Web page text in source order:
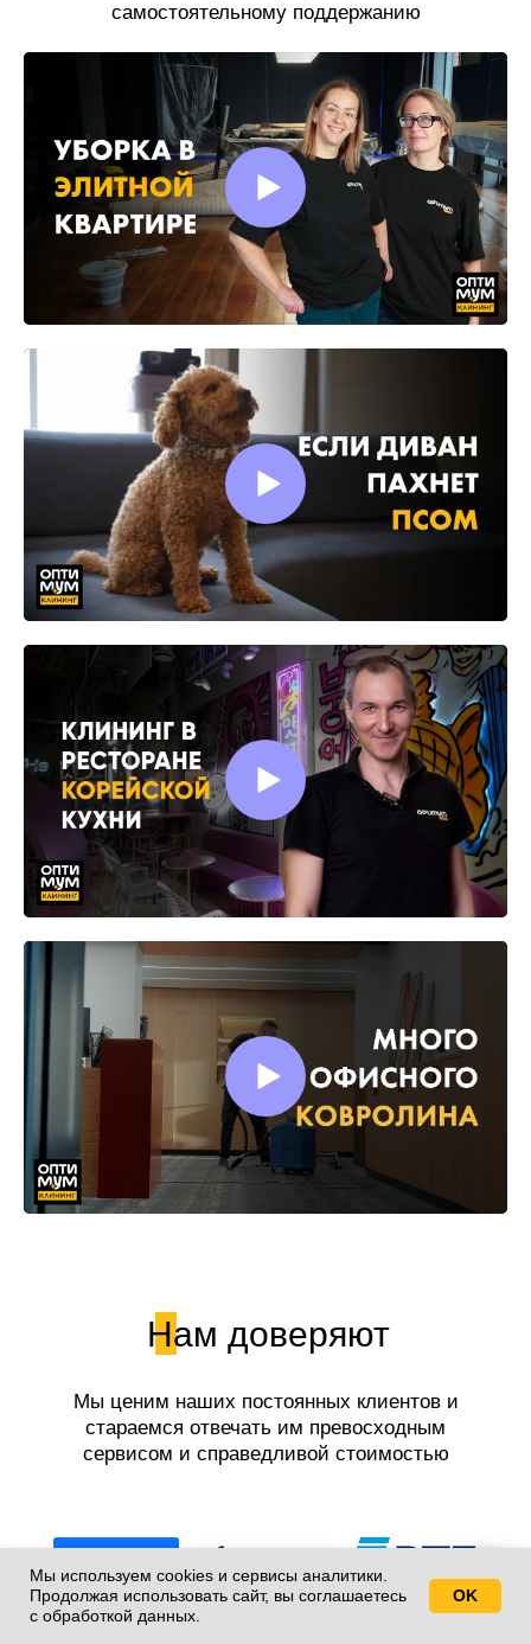
Свяжитесь с нами!
Мы используем cookies и сервисы аналитики.
Продолжая использовать сайт, вы соглашаетесь
с обработкой данных.
OK
самостоятельному поддержанию
Нам доверяют
Мы ценим наших постоянных клиентов и
стараемся отвечать им превосходным
сервисом и справедливой стоимостью